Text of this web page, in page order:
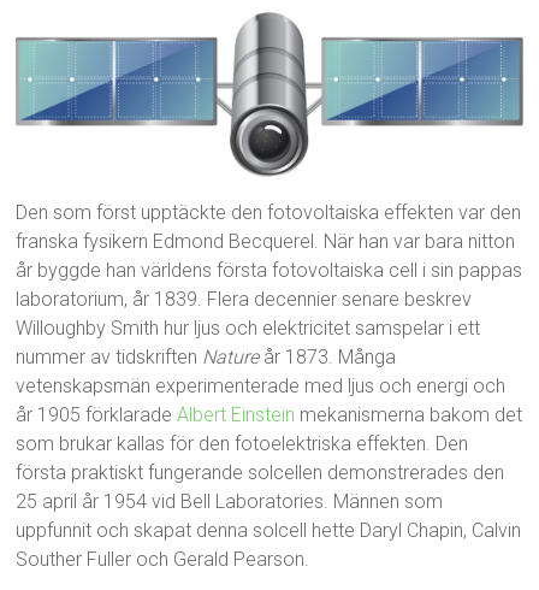
Den som först upptäckte den fotovoltaiska effekten var den
franska fysikern Edmond Becquerel. När han var bara nitton
år byggde han världens första fotovoltaiska cell i sin pappas
laboratorium, år 1839. Flera decennier senare beskrev
Willoughby Smith hur ljus och elektricitet samspelar i ett
nummer av tidskriften Natureår 1873. Många
vetenskapsmän experimenterade med ljus och energi och
år 1905 förklaradeAlbert Einstein mekanismerna bakom det
som brukar kallas för den fotoelektriska effekten. Den
första praktiskt fungerande solcellen demonstrerades den
25 april år 1954 vid Bell Laboratories. Männen som
uppfunnit och skapat denna solcell hette Daryl Chapin, Calvin
Souther Fuller och Gerald Pearson.